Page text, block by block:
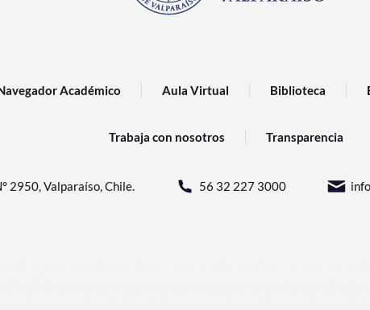
Académico Aula Virtual Biblioteca
Trabaja con nosotros Transparencia
2950, Valparaíso, Chile. 56 32 227 3000